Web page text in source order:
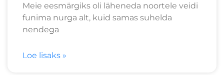
Meie eesmärgiks oli läheneda noortele veidi
funima nurga alt, kuid samas suhelda
nendega
Loe lisaks »